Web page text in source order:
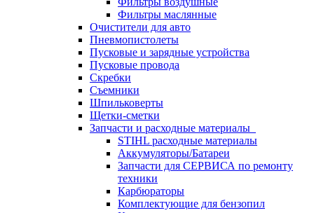
Фильтры маслянные
Очистители для авто
Пневмопистолеты
Пусковые и зарядные устройства
Пусковые провода
Скребки
Съемники
Шпильковерты
Щетки-сметки
Запчасти и расходные материалы
STIHL расходные материалы
Аккумуляторы/Батареи
Запчасти для СЕРВИСА по ремонту
техники
Карбюраторы
Комплектующие для бензопил